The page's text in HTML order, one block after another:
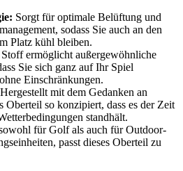
Sorgt für optimale Belüftung und
sodass Sie auch an den
Platz kühl bleiben.
ermöglicht außergewöhnliche
Sie sich ganz auf Ihr Spiel
Einschränkungen.
Hergestellt mit dem Gedanken an
Oberteil so konzipiert, dass es der Zeit
standhält.
für Golf als auch für Outdoor-
passt dieses Oberteil zu